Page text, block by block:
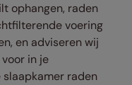
ophangen, raden
voering
en adviseren wij
in je
slaapkamer raden